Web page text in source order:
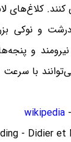
را شناسایی کنند.
و نوکی
و
wikipedia -
- Didier et